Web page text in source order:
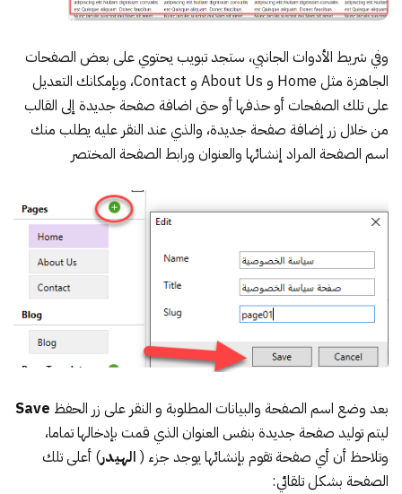
وفي شريط الأدوات الجانبي، ستجد تبويب يحتوي على بعض الصفحات
الجاهزة مثل Home و About Us و Contact، وبإمكانك التعديل
على تلك الصفحات أو حذفها أو حتى اضافة صفحة جديدة إلى القالب
من خلال زر إضافة صفحة جديدة، والذي عند النقر عليه يطلب منك
اسم الصفحة المراد إنشائها والعنوان ورابط الصفحة المختصر
بعد وضع اسم الصفحة والبيانات المطلوبة و النقر على زر الحفظ Save
ليتم توليد صفحة جديدة بنفس العنوان الذي قمت بإدخالها تماما،
وتلاحظ أن أي صفحة تقوم بإنشائها يوجد جزء ( الهيدر) أعلى تلك
الصفحة بشكل تلقائي: